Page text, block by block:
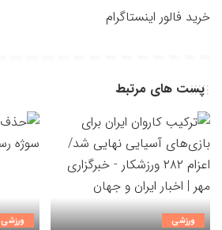
خرید فالور اینستاگرام
پست های مرتبط
ورزشی ورزشی